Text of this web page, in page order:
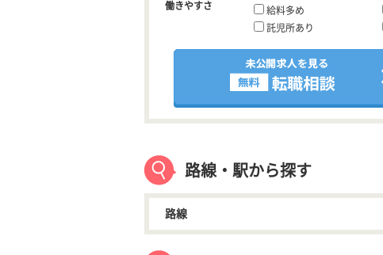
働きやすさ
給料多め
託児所あり
路線・駅から探す
路線